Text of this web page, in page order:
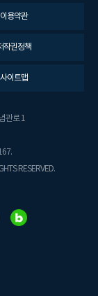
이용약관
작권정책
사이트맵
관로 1
RESERVED.